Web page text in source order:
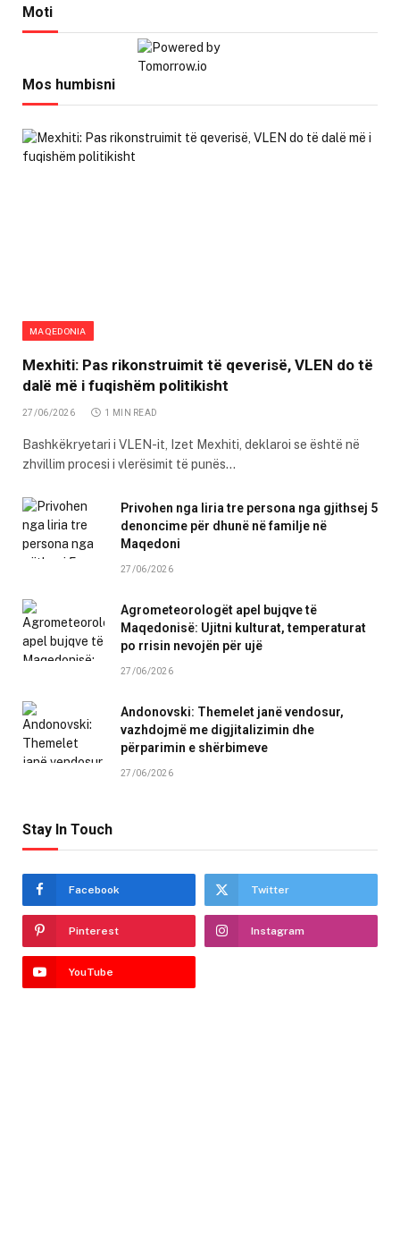
Moti
Mos humbisni
MAQEDONIA
Mexhiti: Pas rikonstruimit të qeverisë, VLEN do të
dalë më i fuqishëm politikisht
27/06/2026 1 MIN READ
Bashkëkryetari i VLEN-it, Izet Mexhiti, deklaroi se është në
zhvillim procesi i vlerësimit të punës…
Privohen nga liria tre persona nga gjithsej 5
denoncime për dhunë në familje në
Maqedoni
27/06/2026
Agrometeorologët apel bujqve të
Maqedonisë: Ujitni kulturat, temperaturat
po rrisin nevojën për ujë
27/06/2026
Andonovski: Themelet janë vendosur,
vazhdojmë me digjitalizimin dhe
përparimin e shërbimeve
27/06/2026
Stay In Touch
Facebook Twitter
Pinterest Instagram
YouTube